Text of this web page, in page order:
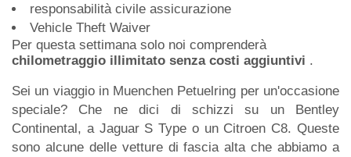
responsabilità civile assicurazione
Vehicle Theft Waiver
Per questa settimana solo noi comprenderà
chilometraggio illimitato senza costi aggiuntivi .
Sei un viaggio in Muenchen Petuelring per un'occasione
speciale? Che ne dici di schizzi su un Bentley
Continental, a Jaguar S Type o un Citroen C8. Queste
sono alcune delle vetture di fascia alta che abbiamo a